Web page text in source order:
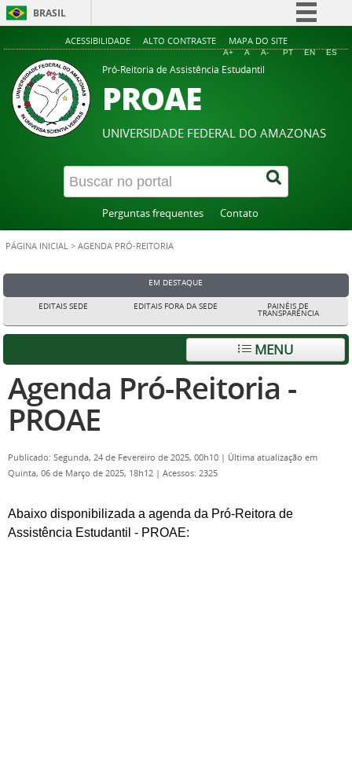
BRASIL
Simplifique!
Comunica BR
Legislação
Canais
ACESSIBILIDADE ALTO CONTRASTE MAPA DO SITE
A+ A A- PT EN ES
Pró-Reitoria de Assistência Estudantil
PROAE
UNIVERSIDADE FEDERAL DO AMAZONAS
Perguntas frequentes Contato
PÁGINA INICIAL > AGENDA PRÓ-REITORIA
EM DESTAQUE
EDITAIS SEDE EDITAIS FORA DA SEDE PAINÉIS DE
TRANSPARÊNCIA
MENU
Agenda Pró-Reitoria -
PROAE
Publicado: Segunda, 24 de Fevereiro de 2025, 00h10 | Última atualização em
Quinta, 06 de Março de 2025, 18h12 | Acessos: 2325
Abaixo disponibilizada a agenda da Pró-Reitora de
Assistência Estudantil - PROAE: